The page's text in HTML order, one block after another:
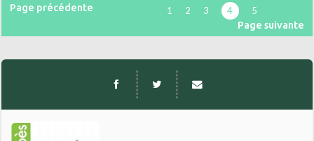
Page précédente 1 2 3 4 5
Page suivante